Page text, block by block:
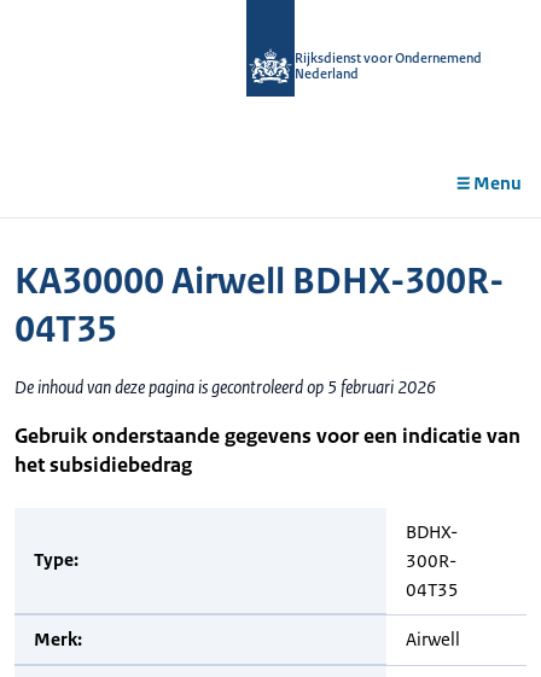
Rijksdienst voor Ondernemend
Nederland
Menu
KA30000 Airwell BDHX-300R-
04T35
De inhoud van deze pagina is gecontroleerd op 5 februari 2026
Gebruik onderstaande gegevens voor een indicatie van
het subsidiebedrag
Type:
BDHX-
300R-
04T35
Merk: Airwell